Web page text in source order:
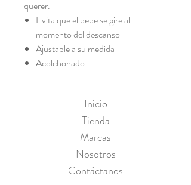
querer.
Evita que el bebe se gire al
momento del descanso
Ajustable a su medida
Acolchonado
Inicio
Tienda
Marcas
Nosotros
Contáctanos